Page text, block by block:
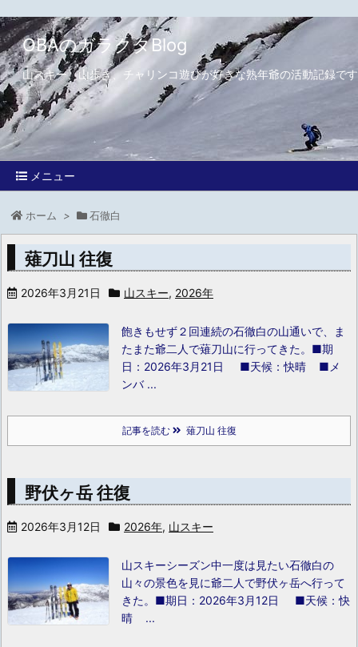
OBAのガラクタBlog
山スキー、山歩き、チャリンコ遊びが好きな熟年爺の活動記録です
メニュー
ホーム > 石徹白
薙刀山 往復
2026年3月21日 山スキー, 2026年
飽きもせず２回連続の石徹白の山通いで、ま
たまた爺二人で薙刀山に行ってきた。 ■期
日：2026年3月21日 ■天候：快晴 ■メ
ンバ ...
記事を読む 薙刀山 往復
野伏ヶ岳 往復
2026年3月12日 2026年, 山スキー
山スキーシーズン中一度は見たい石徹白の
山々の景色を見に爺二人で野伏ヶ岳へ行って
きた。 ■期日：2026年3月12日 ■天候：快
晴 ...